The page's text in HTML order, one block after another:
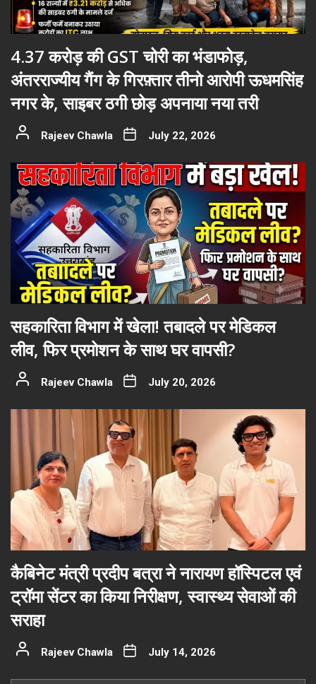
4.37 करोड़ की GST चोरी का भंडाफोड़,
अंतरराज्यीय गैंग के गिरफ़्तार तीनो आरोपी ऊधमसिंह
नगर के, साइबर ठगी छोड़ अपनाया नया तरी
Rajeev Chawla July 22, 2026
सहकारिता विभाग में खेला! तबादले पर मेडिकल
लीव, फिर प्रमोशन के साथ घर वापसी?
Rajeev Chawla July 20, 2026
कैबिनेट मंत्री प्रदीप बत्रा ने नारायण हॉस्पिटल एवं
ट्रॉमा सेंटर का किया निरीक्षण, स्वास्थ्य सेवाओं की
सराहा
Rajeev Chawla July 14, 2026